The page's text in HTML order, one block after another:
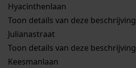
Hyacinthenlaan
Toon details van deze beschrijving
Julianastraat
Toon details van deze beschrijving
Keesmanlaan